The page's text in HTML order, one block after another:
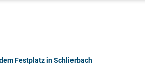
Festplatz in Schlierbach